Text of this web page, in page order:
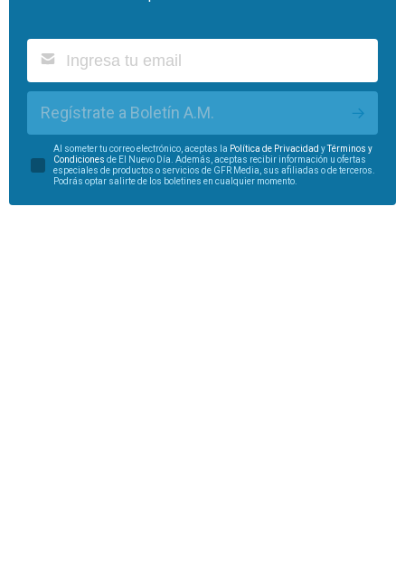
Regístrate a Boletín A.M.
Al someter tu correo electrónico, aceptas la Política de Privacidad yTérminos y
Condiciones de El Nuevo Día. Además, aceptas recibir información u ofertas
especiales de productos o servicios de GFR Media, sus afiliadas o de terceros.
Podrás optar salirte de los boletines en cualquier momento.